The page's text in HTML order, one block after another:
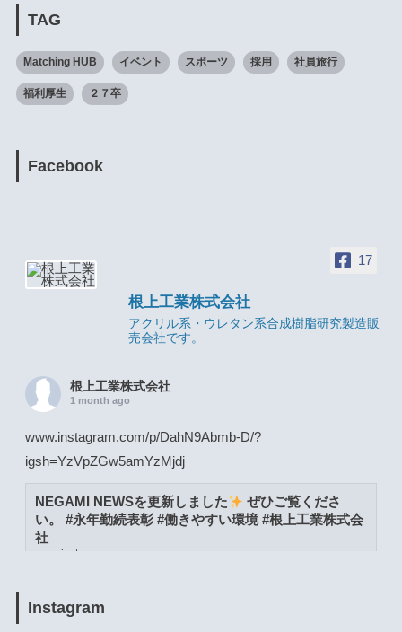
TAG
Matching HUB イベント スポーツ 採用 社員旅行
福利厚生 ２７卒
Facebook
17
根上工業株式会社
アクリル系・ウレタン系合成樹脂研究製造販
売会社です。
根上工業株式会社
1 month ago
www.instagram.com/p/DahN9Abmb-D/?
igsh=YzVpZGw5amYzMjdj
NEGAMI NEWSを更新しました
ぜひご覧くださ
い。 #永年勤続表彰 #働きやすい環境 #根上工業株式会
社
www.instagram.com
Instagram